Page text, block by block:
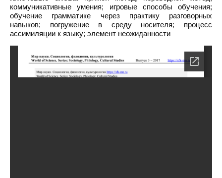
коммуникативные умения; игровые способы обучения;
обучение грамматике через практику разговорных
навыков; погружение в среду носителя; процесс
ассимиляции к языку; элемент неожиданности